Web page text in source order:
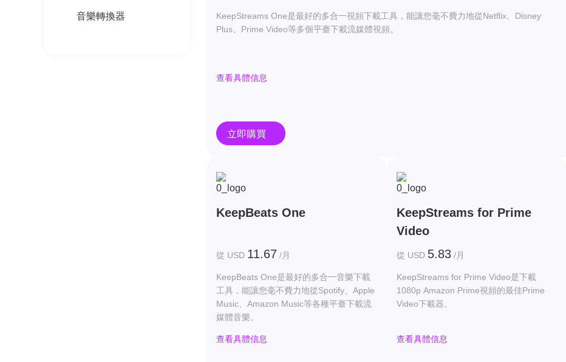
音樂轉換器
KeepStreams One是最好的多合一視頻下載工具，能讓您毫不費力地從Netflix、Disney
Plus、Prime Video等多個平臺下載流媒體視頻。
查看具體信息
立即購買
KeepBeats One
從 USD 11.67 /月
KeepBeats One是最好的多合一音樂下載
工具，能讓您毫不費力地從Spotify、Apple
Music、Amazon Music等各種平臺下載流
媒體音樂。
查看具體信息
KeepStreams for Prime
Video
從 USD 5.83 /月
KeepStreams for Prime Video是下載
1080p Amazon Prime視頻的最佳Prime
Video下載器。
查看具體信息